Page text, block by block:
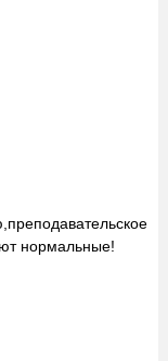
нормальные!